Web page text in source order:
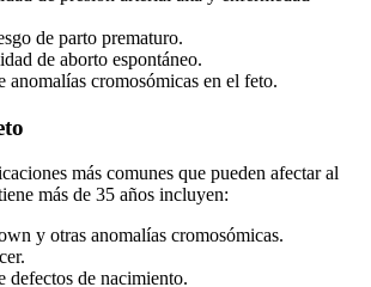
de parto prematuro.
de aborto espontáneo.
anomalías cromosómicas en el feto.
más comunes que pueden afectar al
más de 35 años incluyen:
y otras anomalías cromosómicas.
defectos de nacimiento.